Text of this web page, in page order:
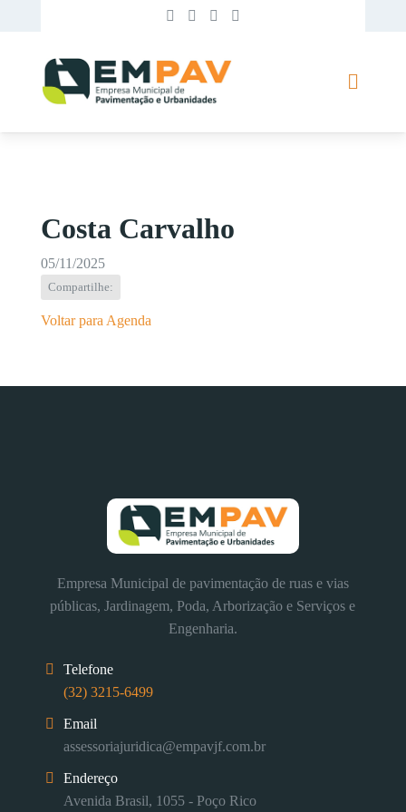
Costa Carvalho
05/11/2025
Compartilhe:
Voltar para Agenda
Empresa Municipal de pavimentação de ruas e vias
públicas, Jardinagem, Poda, Arborização e Serviços e
Engenharia.
Telefone
(32) 3215-6499
Email
assessoriajuridica@empavjf.com.br
Endereço
Avenida Brasil, 1055 - Poço Rico